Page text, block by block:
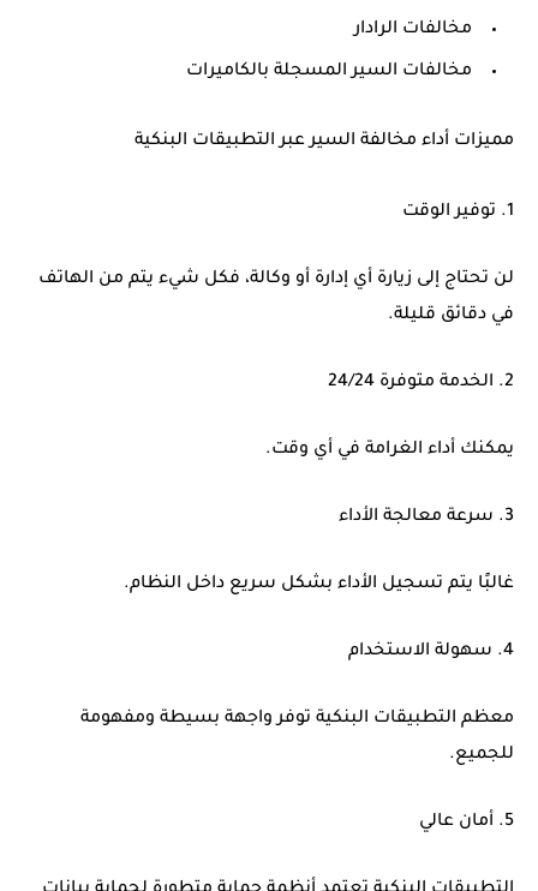
مخالفات الرادار
مخالفات السير المسجلة بالكاميرات
مميزات أداء مخالفة السير عبر التطبيقات البنكية
1. توفير الوقت
لن تحتاج إلى زيارة أي إدارة أو وكالة، فكل شيء يتم من الهاتف
في دقائق قليلة.
2. الخدمة متوفرة 24/24
يمكنك أداء الغرامة في أي وقت.
3. سرعة معالجة الأداء
غالبًا يتم تسجيل الأداء بشكل سريع داخل النظام.
4. سهولة الاستخدام
معظم التطبيقات البنكية توفر واجهة بسيطة ومفهومة
للجميع.
5. أمان عالي